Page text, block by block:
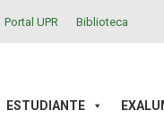
Portal UPR Biblioteca
ESTUDIANTE